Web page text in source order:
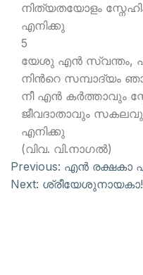
നിത്യതയോളം
എനിക്കു
5
യേശു എന്‍ സ്വന്തം,
നിന്‍റെ സമ്പാദ്യം
നീ എന്‍ കര്‍ത്താവും
ജീവദാതാവും
എനിക്കു
(വിവ. വി.നാഗല്‍)
Previous: എന്‍ രക്ഷകാ
Next: ശ്രീയേശുനായകാ!